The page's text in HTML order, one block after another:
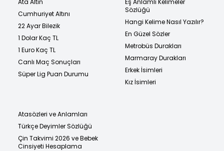
Cumhuriyet Altını
22 Ayar Bilezik
1 Dolar Kaç TL
1 Euro Kaç TL
Canlı Maç Sonuçları
Süper Lig Puan Durumu
Sözlüğü
Hangi Kelime Nasıl Yazılır?
En Güzel Sözler
Metrobüs Durakları
Marmaray Durakları
Erkek İsimleri
Kız İsimleri
Atasözleri ve Anlamları
Türkçe Deyimler Sözlüğü
Çin Takvimi 2026 ve Bebek
Cinsiyeti Hesaplama